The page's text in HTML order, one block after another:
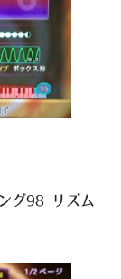
グ98 リズム